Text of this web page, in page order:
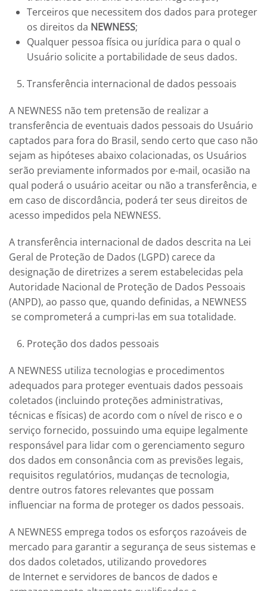
Terceiros que necessitem dos dados para proteger
os direitos da NEWNESS;
Qualquer pessoa física ou jurídica para o qual o
Usuário solicite a portabilidade de seus dados.
Transferência internacional de dados pessoais
A NEWNESS não tem pretensão de realizar a
transferência de eventuais dados pessoais do Usuário
captados para fora do Brasil, sendo certo que caso não
sejam as hipóteses abaixo colacionadas, os Usuários
serão previamente informados por e-mail, ocasião na
qual poderá o usuário aceitar ou não a transferência, e
em caso de discordância, poderá ter seus direitos de
acesso impedidos pela NEWNESS.
A transferência internacional de dados descrita na Lei
Geral de Proteção de Dados (LGPD) carece da
designação de diretrizes a serem estabelecidas pela
Autoridade Nacional de Proteção de Dados Pessoais
(ANPD), ao passo que, quando definidas, a NEWNESS
se comprometerá a cumpri-las em sua totalidade.
Proteção dos dados pessoais
A NEWNESS utiliza tecnologias e procedimentos
adequados para proteger eventuais dados pessoais
coletados (incluindo proteções administrativas,
técnicas e físicas) de acordo com o nível de risco e o
serviço fornecido, possuindo uma equipe legalmente
responsável para lidar com o gerenciamento seguro
dos dados em consonância com as previsões legais,
requisitos regulatórios, mudanças de tecnologia,
dentre outros fatores relevantes que possam
influenciar na forma de proteger os dados pessoais.
A NEWNESS emprega todos os esforços razoáveis de
mercado para garantir a segurança de seus sistemas e
dos dados coletados, utilizando provedores
de Internet e servidores de bancos de dados e